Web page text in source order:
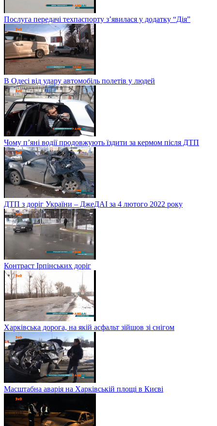
Послуга передачі техпаспорту з’явилася у додатку “Дія”
В Одесі від удару автомобіль полетів у людей
Чому п’яні водії продовжують їздити за кермом після ДТП
ДТП з доріг України – ДжеДАІ за 4 лютого 2022 року
Контраст Ірпінських доріг
Харківська дорога, на якій асфальт зійшов зі снігом
Масштабна аварія на Харківській площі в Києві